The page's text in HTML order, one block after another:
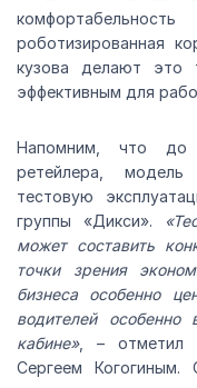
роботизированная
кузова делают это
эффективным для
Напомним, что до
ретейлера,
тестовую
группы «Дикси».
может составить
точки зрения
бизнеса особенно
водителей
кабине», – отметил
Сергеем Когогиным.